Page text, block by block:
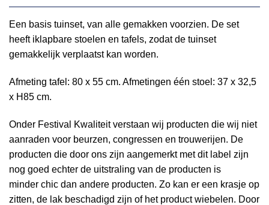
Een basis tuinset, van alle gemakken voorzien. De set
heeft iklapbare stoelen en tafels, zodat de tuinset
gemakkelijk verplaatst kan worden.
Afmeting tafel: 80 x 55 cm. Afmetingen één stoel: 37 x 32,5
x H85 cm.
Onder Festival Kwaliteit verstaan wij producten die wij niet
aanraden voor beurzen, congressen en trouwerijen. De
producten die door ons zijn aangemerkt met dit label zijn
nog goed echter de uitstraling van de producten is
minder chic dan andere producten. Zo kan er een krasje op
zitten, de lak beschadigd zijn of het product wiebelen. Door